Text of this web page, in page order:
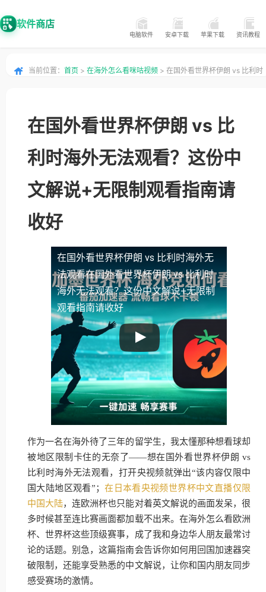
软件商店
电脑软件 安卓下载 苹果下载 资讯教程
当前位置： 首页 > 在海外怎么看咪咕视频 > 在国外看世界杯伊朗 vs 比利时
在国外看世界杯伊朗 vs 比
利时海外无法观看？这份中
文解说+无限制观看指南请
收好
在国外看世界杯伊朗 vs 比利时海外无
法观看在国外看世界杯伊朗 vs 比利时
海外无法观看？这份中文解说+无限制
观看指南请收好
作为一名在海外待了三年的留学生，我太懂那种想看球却
被地区限制卡住的无奈了——想在国外看世界杯伊朗 vs
比利时海外无法观看，打开央视频就弹出“该内容仅限中
国大陆地区观看”； 在日本看央视频世界杯中文直播仅限
中国大陆，连欧洲杯也只能对着英文解说的画面发呆，很
多时候甚至连比赛画面都加载不出来。在海外怎么看欧洲
杯、世界杯这些顶级赛事，成了我和身边华人朋友最常讨
论的话题。别急，这篇指南会告诉你如何用回国加速器突
破限制，还能享受熟悉的中文解说，让你和国内朋友同步
感受赛场的激情。